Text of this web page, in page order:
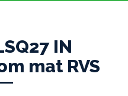
IN
mat RVS